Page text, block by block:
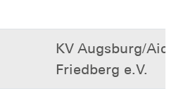
KV Augsburg/
Friedberg e.V.